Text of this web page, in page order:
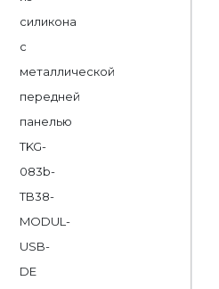
силикона
с
металлической
передней
панелью
TKG-
083b-
TB38-
MODUL-
USB-
DE